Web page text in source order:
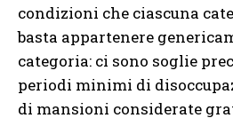
condizioni che ciascuna
basta appartenere
categoria: ci sono soglie
periodi minimi di
di mansioni considerate